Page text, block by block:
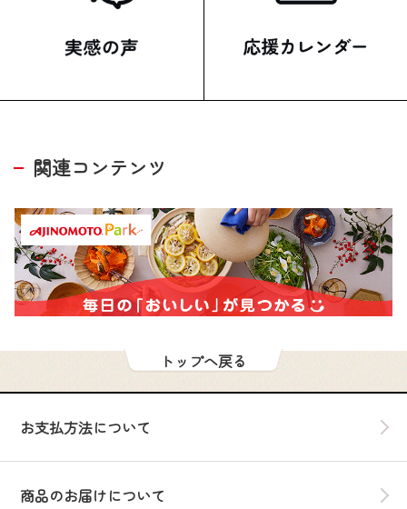
関連コンテンツ
トップへ戻る
お支払方法について
商品のお届けについて